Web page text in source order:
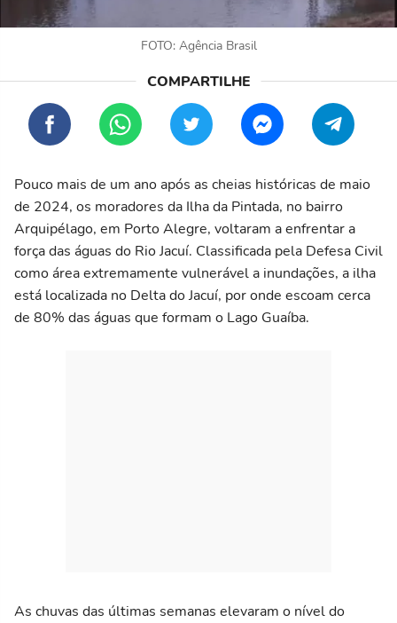
FOTO: Agência Brasil
Pouco mais de um ano após as cheias históricas de maio
de 2024, os moradores da Ilha da Pintada, no bairro
Arquipélago, em Porto Alegre, voltaram a enfrentar a
força das águas do Rio Jacuí. Classificada pela Defesa Civil
como área extremamente vulnerável a inundações, a ilha
está localizada no Delta do Jacuí, por onde escoam cerca
de 80% das águas que formam o Lago Guaíba.
As chuvas das últimas semanas elevaram o nível do